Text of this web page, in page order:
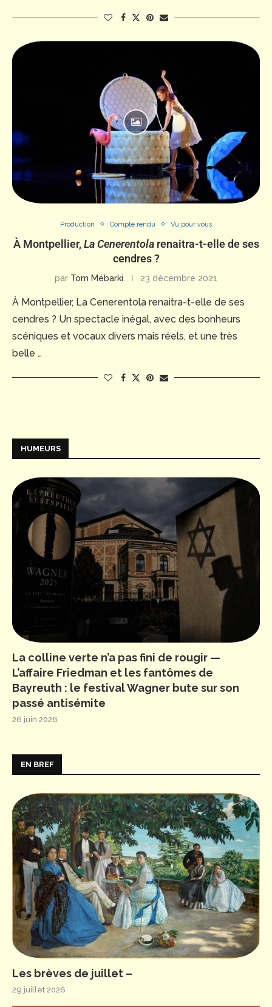
Production Compte rendu Vu pour vous
À Montpellier,La Cenerentolarenaitra-t-elle de ses
cendres ?
par Tom Mébarki 23 décembre 2021
À Montpellier, La Cenerentola renaitra-t-elle de ses
cendres ? Un spectacle inégal, avec des bonheurs
scéniques et vocaux divers mais réels, et une très
belle …
HUMEURS
La colline verte n’a pas fini de rougir —
L’affaire Friedman et les fantômes de
Bayreuth : le festival Wagner bute sur son
passé antisémite
26 juin 2026
EN BREF
Les brèves de juillet –
29 juillet 2026